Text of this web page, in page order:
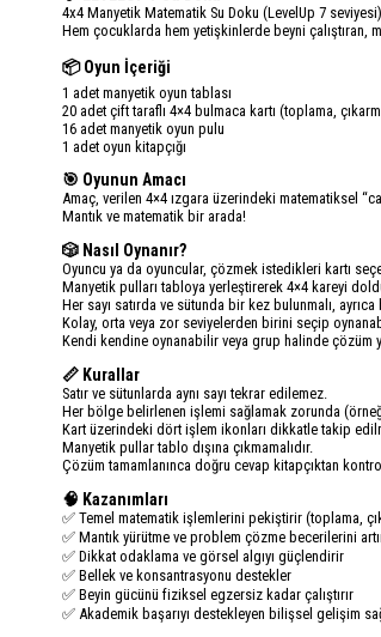
4x4 Manyetik Matematik Su Doku (LevelUp 7
Hem çocuklarda hem yetişkinlerde beyni çalıştıran,
📦 Oyun İçeriği
1 adet manyetik oyun tablası
20 adet çift taraflı 4×4 bulmaca kartı (toplama,
16 adet manyetik oyun pulu
1 adet oyun kitapçığı
🎯 Oyunun Amacı
Amaç, verilen 4×4 ızgara üzerindeki matematiksel
Mantık ve matematik bir arada!
🎲 Nasıl Oynanır?
Oyuncu ya da oyuncular, çözmek istedikleri kartı
Manyetik pulları tabloya yerleştirerek 4×4 kareyi
Her sayı satırda ve sütunda bir kez bulunmalı,
Kolay, orta veya zor seviyelerden birini seçip
Kendi kendine oynanabilir veya grup halinde çözüm
📏 Kurallar
Satır ve sütunlarda aynı sayı tekrar edilemez.
Her bölge belirlenen işlemi sağlamak zorunda
Kart üzerindeki dört işlem ikonları dikkatle takip
Manyetik pullar tablo dışına çıkmamalıdır.
Çözüm tamamlanınca doğru cevap kitapçıktan
🧠 Kazanımları
✅ Temel matematik işlemlerini pekiştirir (toplama,
✅ Mantık yürütme ve problem çözme becerilerini
✅ Dikkat odaklama ve görsel algıyı güçlendirir
✅ Bellek ve konsantrasyonu destekler
✅ Beyin gücünü fiziksel egzersiz kadar çalıştırır
✅ Akademik başarıyı destekleyen bilişsel gelişim